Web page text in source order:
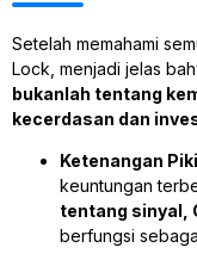
Setelah memahami
Lock, menjadi jelas
bukanlah tentang
kecerdasan dan
Ketenangan
keuntungan
tentang sinyal,
berfungsi